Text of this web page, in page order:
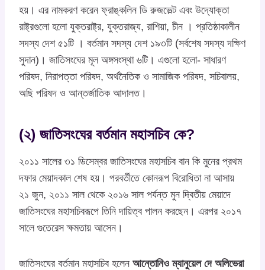
হয়। এর নামকরণ করেন ফ্রাঙ্কলিন ডি রুজভেল্ট এবং উদ্যোক্তা
রাষ্ট্রগুলো হলো যুক্তরাষ্ট্র, যুক্তরাজ্য, রাশিয়া, চীন । প্রতিষ্ঠাকালীন
সদস্য দেশ ৫১টি । বর্তমান সদস্য দেশ ১৯৩টি (সর্বশেষ সদস্য দক্ষিণ
সুদান)। জাতিসংঘের মূল অঙ্গসংস্থা ৬টি। এগুলো হলো- সাধারণ
পরিষদ, নিরাপত্তা পরিষদ, অর্থনৈতিক ও সামাজিক পরিষদ, সচিবালয়,
অছি পরিষদ ও আন্তর্জাতিক আদালত।
(২) জাতিসংঘের বর্তমান মহাসচিব কে?
২০১১ সালের ৩১ ডিসেম্বর জাতিসংঘের মহাসচিব বান কি মুনের প্রথম
দফার মেয়াদকাল শেষ হয়। পরবর্তীতে কোনরূপ বিরোধিতা না আসায়
২১ জুন, ২০১১ সাল থেকে ২০১৬ সাল পর্যন্ত মুন দ্বিতীয় মেয়াদে
জাতিসংঘের মহাসচিবরূপে তিনি দায়িত্ব পালন করছেন। এরপর ২০১৭
সালে গুতেরেস ক্ষমতায় আসেন।
জাতিসংঘের বর্তমান মহাসচিব হলেন আন্তোনিও ম্যানুয়েল দে অলিভেরা